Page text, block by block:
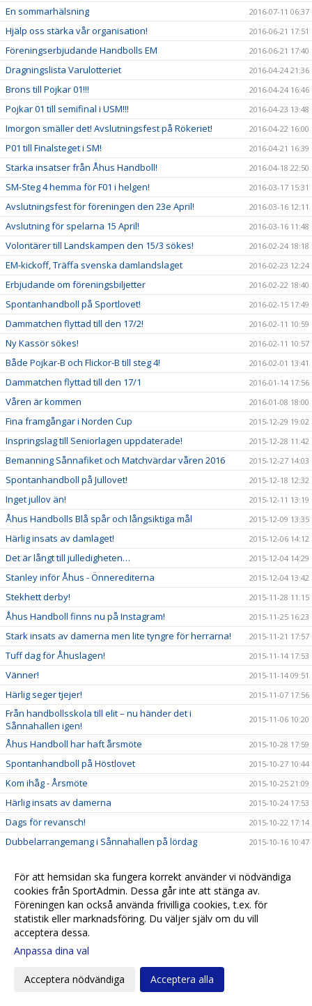
En sommarhälsning 2016-07-11 06:37
Hjälp oss stärka vår organisation! 2016-06-21 17:51
Föreningserbjudande Handbolls EM 2016-06-21 17:40
Dragningslista Varulotteriet 2016-04-24 21:36
Brons till Pojkar 01!!! 2016-04-24 16:46
Pojkar 01 till semifinal i USM!!! 2016-04-23 13:48
Imorgon smäller det! Avslutningsfest på Rökeriet! 2016-04-22 16:00
P01 till Finalsteget i SM! 2016-04-21 16:39
Starka insatser från Åhus Handboll! 2016-04-18 22:50
SM-Steg 4 hemma för F01 i helgen! 2016-03-17 15:31
Avslutningsfest för föreningen den 23e April! 2016-03-16 12:11
Avslutning för spelarna 15 April! 2016-03-16 11:48
Volontärer till Landskampen den 15/3 sökes! 2016-02-24 18:18
EM-kickoff, Träffa svenska damlandslaget 2016-02-23 12:24
Erbjudande om föreningsbiljetter 2016-02-22 18:40
Spontanhandboll på Sportlovet! 2016-02-15 17:49
Dammatchen flyttad till den 17/2! 2016-02-11 10:59
Ny Kassör sökes! 2016-02-11 10:57
Både Pojkar-B och Flickor-B till steg 4! 2016-02-01 13:41
Dammatchen flyttad till den 17/1 2016-01-14 17:56
Våren är kommen 2016-01-08 18:00
Fina framgångar i Norden Cup 2015-12-29 19:02
Inspringslag till Seniorlagen uppdaterade! 2015-12-28 11:42
Bemanning Sånnafiket och Matchvärdar våren 2016 2015-12-27 14:03
Spontanhandboll på Jullovet! 2015-12-18 12:32
Inget jullov än! 2015-12-11 13:19
Åhus Handbolls Blå spår och långsiktiga mål 2015-12-09 13:35
Härlig insats av damlaget! 2015-12-06 14:12
Det är långt till julledigheten… 2015-12-04 14:29
Stanley inför Åhus - Önnerediterna 2015-12-04 13:42
Stekhett derby! 2015-11-28 11:15
Åhus Handboll finns nu på Instagram! 2015-11-25 16:23
Stark insats av damerna men lite tyngre för herrarna! 2015-11-21 17:57
Tuff dag för Åhuslagen! 2015-11-14 17:53
Vänner! 2015-11-14 09:51
Härlig seger tjejer! 2015-11-07 17:56
Från handbollsskola till elit – nu händer det i
Sånnahallen igen!
2015-11-06 10:20
Åhus Handboll har haft årsmöte 2015-10-28 17:59
Spontanhandboll på Höstlovet 2015-10-27 10:44
Kom ihåg - Årsmöte 2015-10-25 21:09
Härlig insats av damerna 2015-10-24 17:53
Dags för revansch! 2015-10-22 17:14
Dubbelarrangemang i Sånnahallen på lördag 2015-10-16 10:47
Tufft för herrarna i Anderstorp! 2015-10-11 17:38
Mingelträff för alla våra ledare! 2015-10-07 17:02
Årsmöte 2015-10-04 21:00
Premiärnerver för damerna men herrarna vann!
Debut i div 1!!!
Hemmapremiär - vi bjuder alla på entrén!
För att hemsidan ska fungera korrekt använder vi nödvändiga
cookies från SportAdmin. Dessa går inte att stänga av.
Föreningen kan också använda frivilliga cookies, t.ex. för
statistik eller marknadsföring. Du väljer själv om du vill
acceptera dessa.
Anpassa dina val
Acceptera nödvändiga Acceptera alla